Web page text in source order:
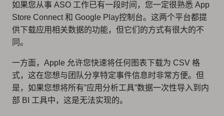
如果您从事 ASO 工作已有一段时间，您一定很熟悉 App
Store Connect 和 Google Play控制台。这两个平台都提
供下载应用相关数据的功能，但它们的方式有很大的不
同。
一方面，Apple 允许您快速将任何图表下载为 CSV 格
式，这在您想与团队分享特定事件信息时非常方便。但
是，如果您想将所有”应用分析工具”数据一次性导入到内
部 BI 工具中，这是无法实现的。